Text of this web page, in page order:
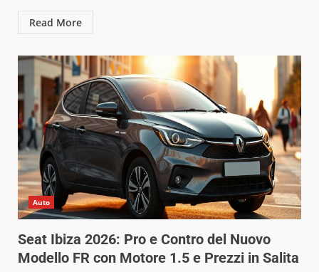
Read More
Auto
Seat Ibiza 2026: Pro e Contro del Nuovo
Modello FR con Motore 1.5 e Prezzi in Salita